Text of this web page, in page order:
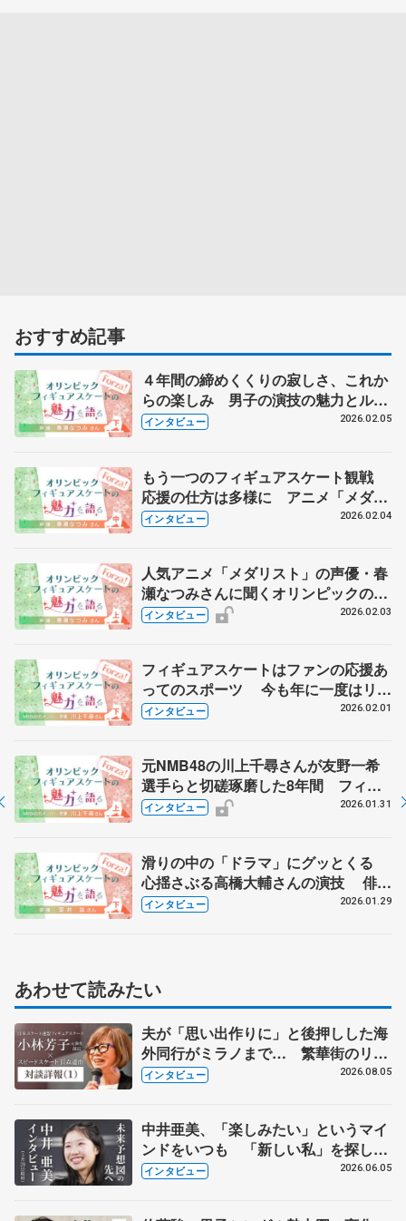
おすすめ記事
４年間の締めくくりの寂しさ、これか
らの楽しみ 男子の演技の魅力とルー
ル変更 アニメ「メダリスト」の声
インタビュー 2026.02.05
もう一つのフィギュアスケート観戦
応援の仕方は多様に アニメ「メダリ
スト」の声優・春瀬なつみさんに聞く
インタビュー 2026.02.04
人気アニメ「メダリスト」の声優・春
瀬なつみさんに聞くオリンピックの楽
しみ方 小さな差が勝負を分けるスポ
インタビュー 2026.02.03
フィギュアスケートはファンの応援あ
ってのスポーツ 今も年に一度はリン
クへ NMB48卒業の川上千尋さんに
インタビュー 2026.02.01
元NMB48の川上千尋さんが友野一希
選手らと切磋琢磨した8年間 フィギ
ュアスケートからアイドルの世界へ
インタビュー 2026.01.31
滑りの中の「ドラマ」にグッとくる
心揺さぶる高橋大輔さんの演技 俳優
の室井滋さんに聞く【下】
インタビュー 2026.01.29
あわせて読みたい
夫が「思い出作りに」と後押しした海
外同行がミラノまで… 繁華街のリン
クでは不良のお兄さんも味方に 小林
インタビュー 2026.08.05
中井亜美、「楽しみたい」というマイ
ンドをいつも 「新しい私」を探し、
4年後へ
インタビュー 2026.06.05